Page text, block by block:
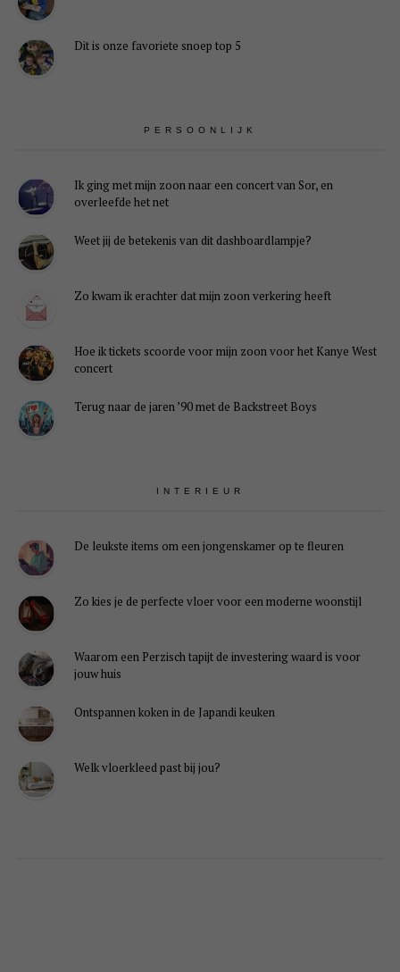
Dit is onze favoriete snoep top 5
PERSOONLIJK
Ik ging met mijn zoon naar een concert van Sor, en
overleefde het net
Weet jij de betekenis van dit dashboardlampje?
Zo kwam ik erachter dat mijn zoon verkering heeft
Hoe ik tickets scoorde voor mijn zoon voor het Kanye West
concert
Terug naar de jaren ’90 met de Backstreet Boys
INTERIEUR
De leukste items om een jongenskamer op te fleuren
Zo kies je de perfecte vloer voor een moderne woonstijl
Waarom een Perzisch tapijt de investering waard is voor
jouw huis
Ontspannen koken in de Japandi keuken
Welk vloerkleed past bij jou?
Je
kunnen
ervoor
dat
je
inhoud
niet
kunt
uitgeschakeld.